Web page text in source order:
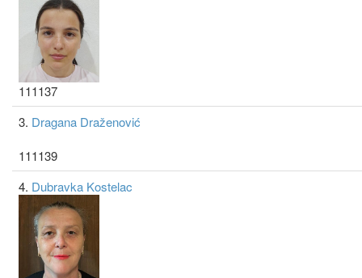
111137
3. Dragana Draženović
111139
4. Dubravka Kostelac